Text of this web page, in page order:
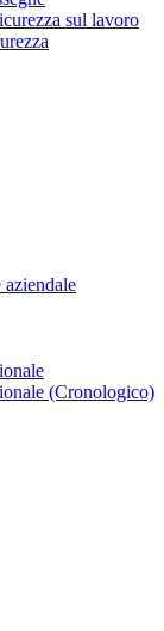
sul lavoro
(Cronologico)